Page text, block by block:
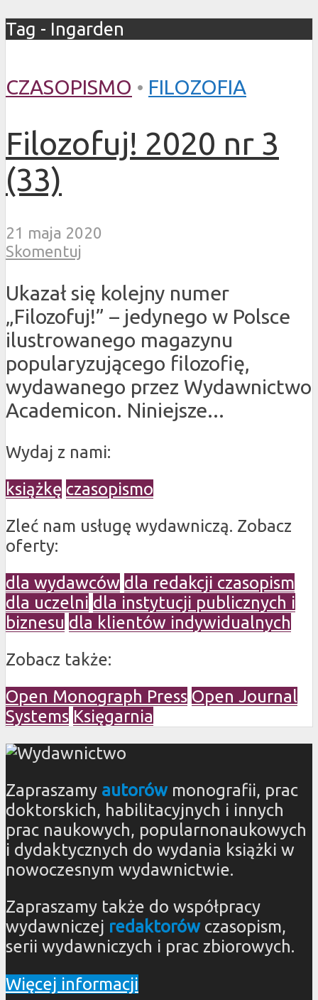
Tag - Ingarden
CZASOPISMO • FILOZOFIA
Filozofuj! 2020 nr 3
(33)
21 maja 2020
Skomentuj
Ukazał się kolejny numer
„Filozofuj!” – jedynego w Polsce
ilustrowanego magazynu
popularyzującego filozofię,
wydawanego przez Wydawnictwo
Academicon. Niniejsze...
Wydaj z nami:
książkę czasopismo
Zleć nam usługę wydawniczą. Zobacz
oferty:
dla wydawców dla redakcji czasopism
dla uczelni dla instytucji publicznych i
biznesu dla klientów indywidualnych
Zobacz także:
Open Monograph Press Open Journal
Systems Księgarnia
Zapraszamy autorówmonografii, prac
doktorskich, habilitacyjnych i innych
prac naukowych, popularnonaukowych
i dydaktycznych do wydania książki w
nowoczesnym wydawnictwie.
Zapraszamy także do współpracy
wydawniczej redaktorówczasopism,
serii wydawniczych i prac zbiorowych.
Więcej informacji